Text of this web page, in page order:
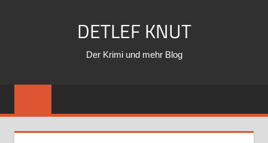
DETLEF KNUT
Der Krimi und mehr Blog